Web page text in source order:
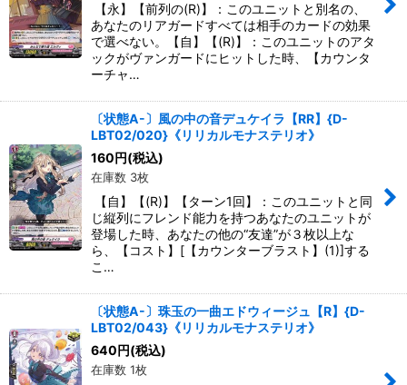
【永】【前列の(R)】：このユニットと別名の、
あなたのリアガードすべては相手のカードの効果
で選べない。【自】【(R)】：このユニットのアタ
ックがヴァンガードにヒットした時、【カウンタ
ーチャ…
〔状態A-〕風の中の音デュケイラ【RR】{D-
LBT02/020}《リリカルモナステリオ》
160円(税込)
在庫数 3枚
【自】【(R)】【ターン1回】：このユニットと同
じ縦列にフレンド能力を持つあなたのユニットが
登場した時、あなたの他の“友達”が３枚以上な
ら、【コスト】[【カウンターブラスト】(1)]する
こ…
〔状態A-〕珠玉の一曲エドウィージュ【R】{D-
LBT02/043}《リリカルモナステリオ》
640円(税込)
在庫数 1枚